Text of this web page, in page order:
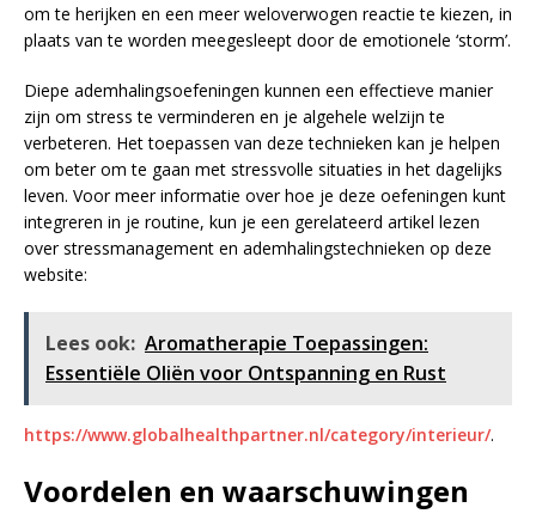
om te herijken en een meer weloverwogen reactie te kiezen, in
plaats van te worden meegesleept door de emotionele ‘storm’.
Diepe ademhalingsoefeningen kunnen een effectieve manier
zijn om stress te verminderen en je algehele welzijn te
verbeteren. Het toepassen van deze technieken kan je helpen
om beter om te gaan met stressvolle situaties in het dagelijks
leven. Voor meer informatie over hoe je deze oefeningen kunt
integreren in je routine, kun je een gerelateerd artikel lezen
over stressmanagement en ademhalingstechnieken op deze
website:
Lees ook: Aromatherapie Toepassingen:
Essentiële Oliën voor Ontspanning en Rust
https://www.globalhealthpartner.nl/category/interieur/.
Voordelen en waarschuwingen